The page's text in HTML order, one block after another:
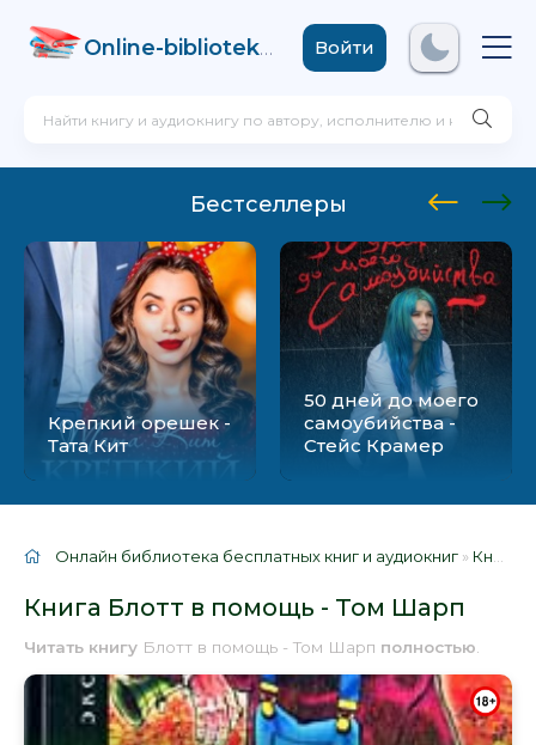
Online-biblioteka .comВойти
Бестселлеры
Крепкий орешек -
Тата Кит
50 дней до моего
самоубийства -
Стейс Крамер
Онлайн библиотека бесплатных книг и аудиокниг » Книги
Книга Блотт в помощь - Том Шарп
Читать книгу Блотт в помощь - Том Шарп полностью